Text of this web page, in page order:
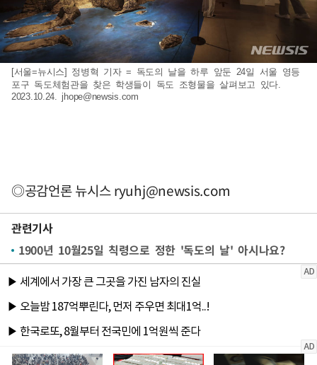
[서울=뉴시스] 정병혁 기자 = 독도의 날을 하루 앞둔 24일 서울 영등
포구 독도체험관을 찾은 학생들이 독도 조형물을 살펴보고 있다.
2023.10.24. jhope@newsis.com
◎공감언론 뉴시스ryuhj@newsis.com
관련기사
1900년 10월25일 칙령으로 정한 '독도의 날' 아시나요?